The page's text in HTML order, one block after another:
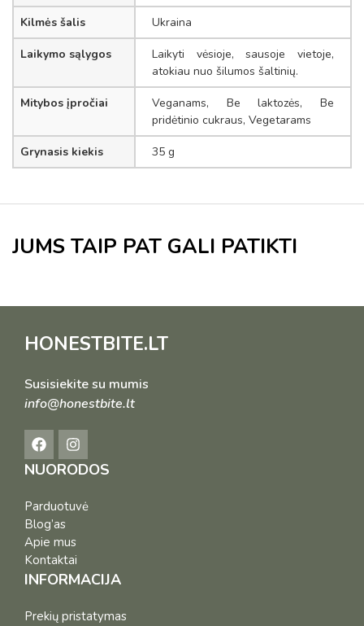
Kilmės šalis Ukraina
Laikymo sąlygos
Laikyti vėsioje, sausoje vietoje,
atokiau nuo šilumos šaltinių.
Mitybos įpročiai
Veganams, Be laktozės, Be
pridėtinio cukraus, Vegetarams
Grynasis kiekis 35 g
JUMS TAIP PAT GALI PATIKTI
HONESTBITE.LT
Susisiekite su mumis
info@honestbite.lt
NUORODOS
Parduotuvė
Blog’as
Apie mus
Kontaktai
INFORMACIJA
Prekių pristatymas